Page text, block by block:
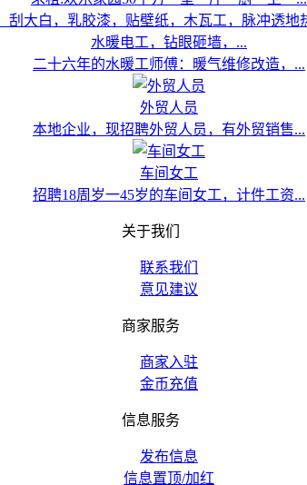
水暖电工，钻眼砸墙，...
二十六年的水暖工师傅：暖气维修改造，...
外贸人员
本地企业，现招聘外贸人员，有外贸销售...
车间女工
招聘18周岁一45岁的车间女工，计件工资...
关于我们
联系我们
意见建议
商家服务
商家入驻
金币充值
信息服务
发布信息
信息置顶/加红